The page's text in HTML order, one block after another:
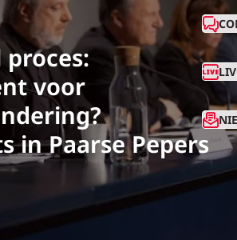
proces:
voor
in Paarse Pepers